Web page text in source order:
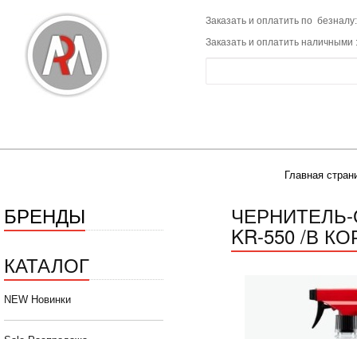
Заказать и оплатить по
Заказать и оплатить наличными
Главная
БРЕНДЫ
КАТАЛОГ
NEW Новинки
KR-550 /В